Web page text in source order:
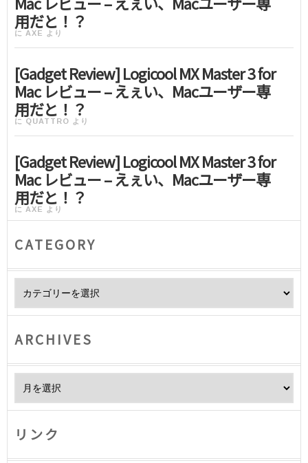
用だと！？
に AXE より
[Gadget Review] Logicool MX Master 3 for
Mac レビュー – えぇい、Macユーザー専
用だと！？
に QUATTRO より
[Gadget Review] Logicool MX Master 3 for
Mac レビュー – えぇい、Macユーザー専
用だと！？
に AXE より
CATEGORY
ARCHIVES
リンク